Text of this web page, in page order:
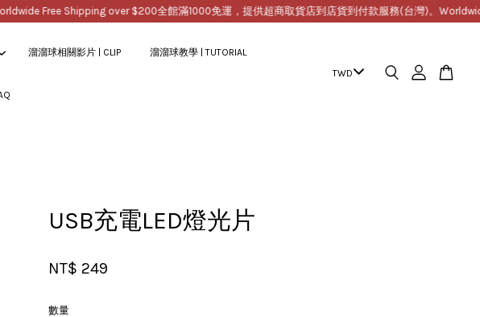
Free Shipping over $200全館滿1000免運，提供超商取貨店到店貨到付款服務(台灣)。Worldwide
溜溜球相關影片 | CLIP 溜溜球教學 | TUTORIAL
USB充電LED燈光片
NT$ 249
數量